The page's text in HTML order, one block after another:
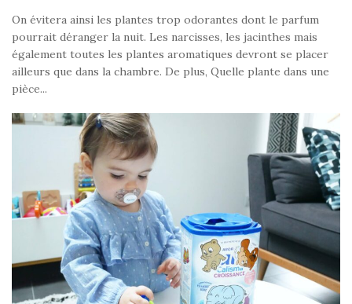
On évitera ainsi les plantes trop odorantes dont le parfum
pourrait déranger la nuit. Les narcisses, les jacinthes mais
également toutes les plantes aromatiques devront se placer
ailleurs que dans la chambre. De plus, Quelle plante dans une
pièce...